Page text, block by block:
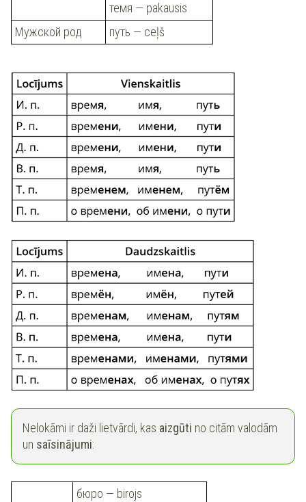
темя — pakausis
Мужской род
путь — ceļš
Nelokāmi ir daži lietvārdi, kas aizgūti no citām valodām
un saīsinājumi:
бюро — birojs